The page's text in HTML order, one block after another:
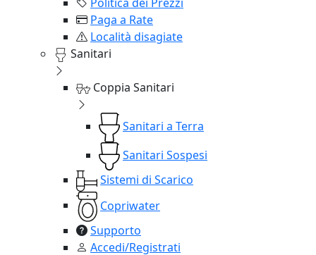
Paga a Rate
Località disagiate
Sanitari
Coppia Sanitari
Sanitari a Terra
Sanitari Sospesi
Sistemi di Scarico
Copriwater
Supporto
Accedi/Registrati